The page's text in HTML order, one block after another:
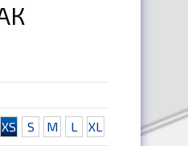
XS S M L XL